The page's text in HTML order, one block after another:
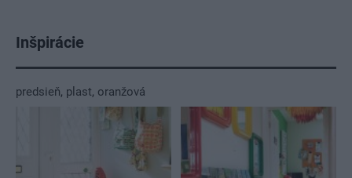
Inšpirácie
predsieň, plast, oranžová